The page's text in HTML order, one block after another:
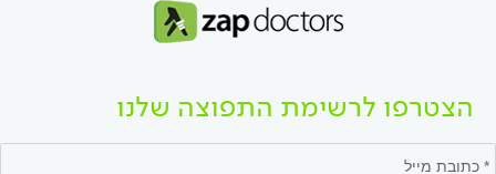
הצטרפו לרשימת התפוצה שלנו